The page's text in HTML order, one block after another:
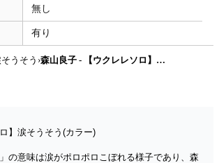
無し
有り
うそう › 森山良子 - 【ウクレレソロ】涙そうそう(カラー) by 遠藤まさと
】涙そうそう(カラー)
」の意味は涙がポロポロこぼれる様子であり、森